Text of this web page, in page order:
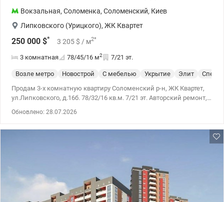
Вокзальная, Соломенка, Соломенский, Киев
Липковского (Урицкого), ЖК Квартет
250 000 $* 3 205 $ / м2*
3 комнатная 78/45/16 м2 7/21 эт.
Возле метро Новострой С мебелью Укрытие Элит
Продам 3-х комнатную квартиру Соломенский р-н, ЖК Квартет,
ул.Липковского, д.16б. 78/32/16 кв.м. 7/21 эт. Авторский ремонт,
случай отключения света. Рядом благоустроены зоны отдыха и
детские площадки, сeпермаркет Novus. Cердце города. Развяка
во все концы столицы. В пешей доступности школы, сады,
больницы, парк, банки и др. Звоните, записывайтесь на
Обновлено: 28.07.2026